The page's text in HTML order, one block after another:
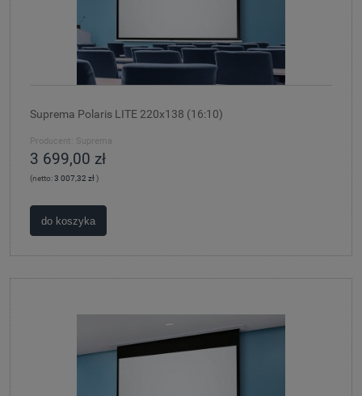
Suprema Polaris LITE 220x138 (16:10)
Producent: Suprema
3 699,00 zł
(netto:3 007,32 zł)
do koszyka